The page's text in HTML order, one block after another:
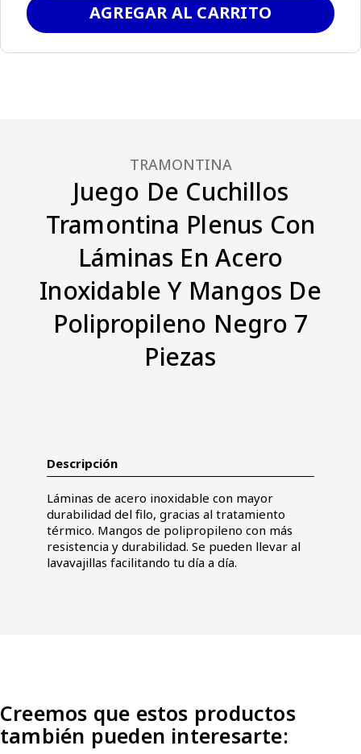
AGREGAR AL CARRITO
TRAMONTINA
Juego De Cuchillos
Tramontina Plenus Con
Láminas En Acero
Inoxidable Y Mangos De
Polipropileno Negro 7
Piezas
Descripción
Láminas de acero inoxidable con mayor
durabilidad del filo, gracias al tratamiento
térmico. Mangos de polipropileno con más
resistencia y durabilidad. Se pueden llevar al
lavavajillas facilitando tu día a día.
Creemos que estos productos
también pueden interesarte: